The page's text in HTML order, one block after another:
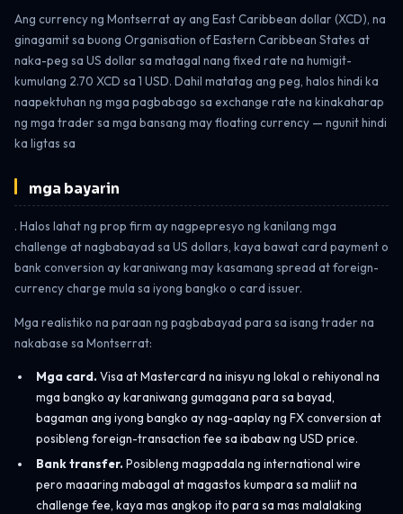
Ang currency ng Montserrat ay ang East Caribbean dollar (XCD), na
ginagamit sa buong Organisation of Eastern Caribbean States at
naka-peg sa US dollar sa matagal nang fixed rate na humigit-
kumulang 2.70 XCD sa 1 USD. Dahil matatag ang peg, halos hindi ka
naapektuhan ng mga pagbabago sa exchange rate na kinakaharap
ng mga trader sa mga bansang may floating currency — ngunit hindi
ka ligtas sa
mga bayarin
. Halos lahat ng prop firm ay nagpepresyo ng kanilang mga
challenge at nagbabayad sa US dollars, kaya bawat card payment o
bank conversion ay karaniwang may kasamang spread at foreign-
currency charge mula sa iyong bangko o card issuer.
Mga realistiko na paraan ng pagbabayad para sa isang trader na
nakabase sa Montserrat:
Mga card. Visa at Mastercard na inisyu ng lokal o rehiyonal na
mga bangko ay karaniwang gumagana para sa bayad,
bagaman ang iyong bangko ay nag-aaplay ng FX conversion at
posibleng foreign-transaction fee sa ibabaw ng USD price.
Bank transfer. Posibleng magpadala ng international wire
pero maaaring mabagal at magastos kumpara sa maliit na
challenge fee, kaya mas angkop ito para sa mas malalaking